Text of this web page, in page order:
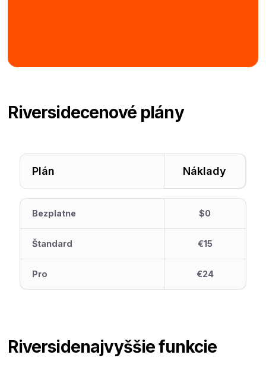
Riversidecenové plány
Plán Náklady
Bezplatne $0
Štandard €15
Pro €24
Riversidenajvyššie funkcie